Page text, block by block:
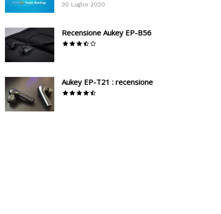
30 Luglio 2020
Recensione Aukey EP-B56
Aukey EP-T21 : recensione